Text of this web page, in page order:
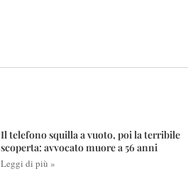
Il telefono squilla a vuoto, poi la terribile
scoperta: avvocato muore a 56 anni
Leggi di più »